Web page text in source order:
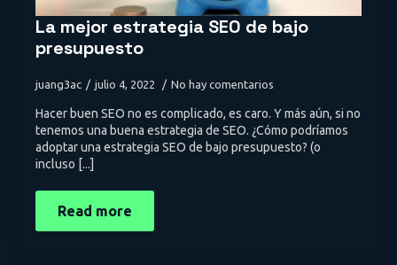
La mejor estrategia SEO de bajo
presupuesto
juang3ac julio 4, 2022 No hay comentarios
Hacer buen SEO no es complicado, es caro. Y más aún, si no
tenemos una buena estrategia de SEO. ¿Cómo podríamos
adoptar una estrategia SEO de bajo presupuesto? (o
incluso [...]
Read more